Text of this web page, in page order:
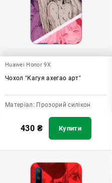
Huawei Honor 9X
Чохол "Кагуя ахегао арт"
Матеріал: Прозорий силікон
430 ₴ Купити